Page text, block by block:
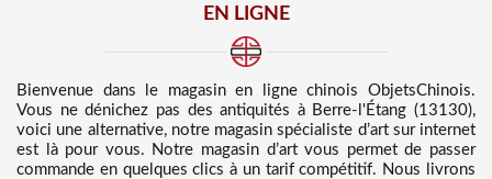
EN LIGNE
Bienvenue dans le magasin en ligne chinoisObjetsChinois.
Vous ne dénichez pas desantiquités à Berre-l'Étang (13130),
voici une alternative, notre magasin spécialiste d’art sur internet
est là pour vous. Notre magasin d’art vous permet de passer
commande en quelques clics à un tarif compétitif. Nous
livrons